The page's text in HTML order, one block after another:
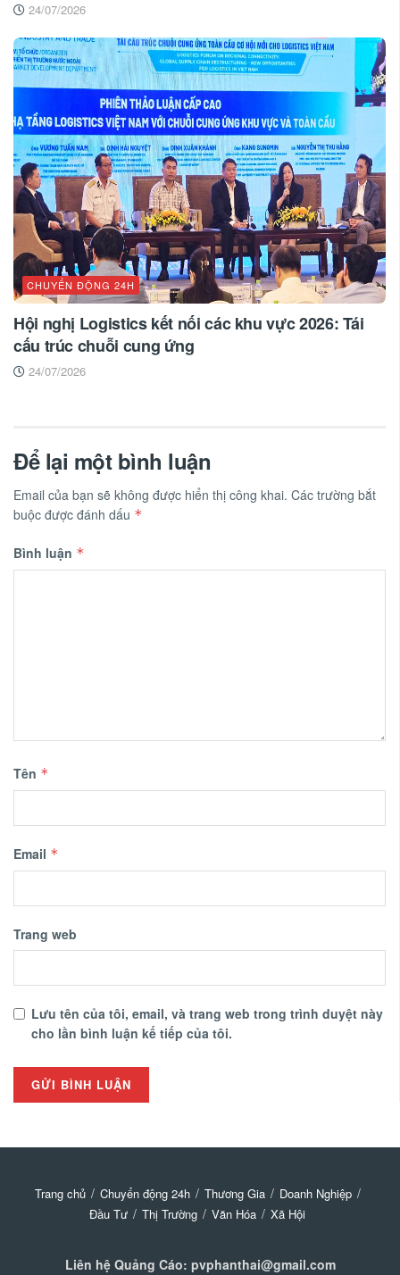
24/07/2026
CHUYỂN ĐỘNG 24H
Hội nghị Logistics kết nối các khu vực 2026: Tái
cấu trúc chuỗi cung ứng
24/07/2026
Để lại một bình luận
Email của bạn sẽ không được hiển thị công khai. Các trường bắt
buộc được đánh dấu *
Bình luận *
Tên *
Email *
Trang web
Lưu tên của tôi, email, và trang web trong trình duyệt này
cho lần bình luận kế tiếp của tôi.
Trang chủ Chuyển động 24h Thương Gia
Doanh Nghiệp
Đầu Tư
Thị Trường Văn Hóa Xã Hội
Liên hệ Quảng Cáo: pvphanthai@gmail.com